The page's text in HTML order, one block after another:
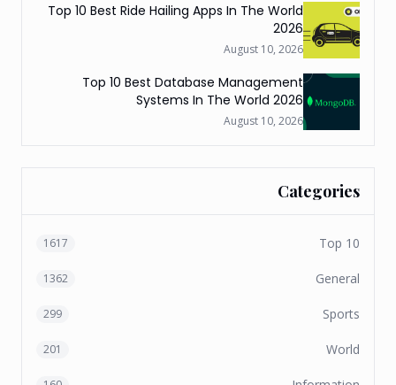
Top 10 Best Ride Hailing Apps In The World
2026
August 10, 2026
Top 10 Best Database Management
Systems In The World 2026
August 10, 2026
Categories
Top 10
1617
General
1362
Sports
299
World
201